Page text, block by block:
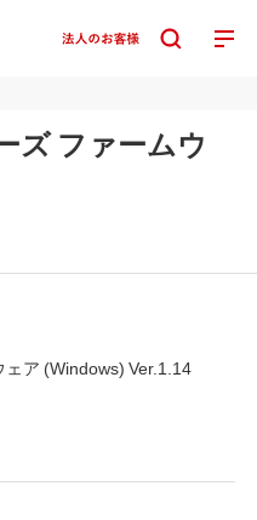
ズ ファームウ
ア (Windows) Ver.1.14